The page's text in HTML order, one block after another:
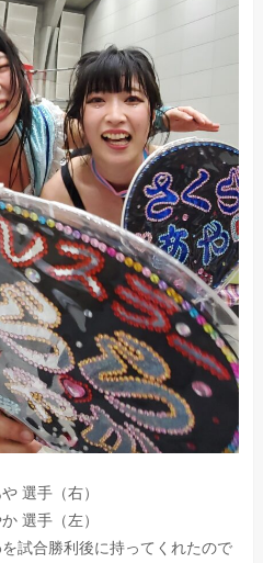
選手（右）
選手（左）
試合勝利後に持ってくれたので